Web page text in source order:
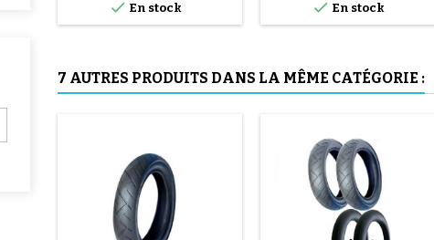
(27 avis)
 En stock
uniquement à la main, cela
évite de percer la chambre à
 En stock
7 AUTRES PRODUITS DANS LA MÊME CATÉGORIE :